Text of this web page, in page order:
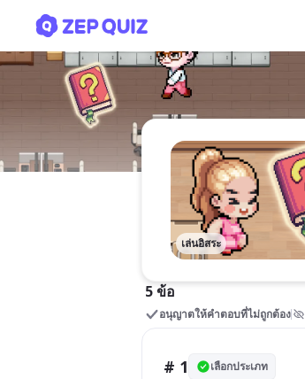
เล่นอิสระ
5 ข้อ
อนุญาตให้คำตอบที่ไม่ถูกต้อง
# 1 เลือกประเภท